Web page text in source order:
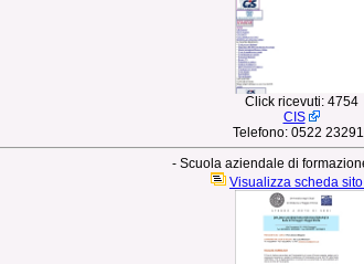
Click ricevuti: 4754
CIS
Telefono: 0522
- Scuola aziendale di
Visualizza scheda